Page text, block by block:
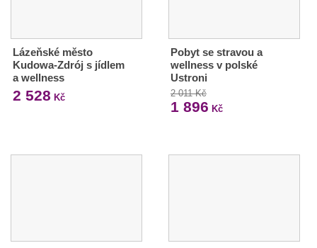
Lázeňské město
Kudowa-Zdrój s jídlem
a wellness
2 528 Kč
Pobyt se stravou a
wellness v polské
Ustroni
2 011 Kč
1 896 Kč